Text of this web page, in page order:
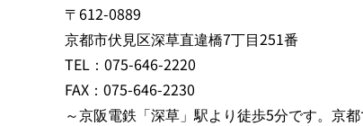
〒612-0889
京都市伏見区深草直違橋7丁目251番
TEL：075-646-2220
FAX：075-646-2230
～京阪電鉄「深草」駅より徒歩5分です。京